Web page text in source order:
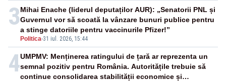
3
Politica-31 iul. 2026, 15:44
Mihai Enache (liderul deputaților AUR): „Senatorii PNL și
Guvernul vor să scoată la vânzare bunuri publice pentru
a stinge datoriile pentru vaccinurile Pfizer!”
4UMPMV: Menținerea ratingului de țară ar reprezenta un
semnal pozitiv pentru România. Autoritățile trebuie să
continue consolidarea stabilității economice și